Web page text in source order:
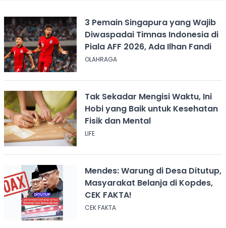
3 Pemain Singapura yang Wajib
Diwaspadai Timnas Indonesia di
Piala AFF 2026, Ada Ilhan Fandi
OLAHRAGA
Tak Sekadar Mengisi Waktu, Ini
Hobi yang Baik untuk Kesehatan
Fisik dan Mental
LIFE
Mendes: Warung di Desa Ditutup,
Masyarakat Belanja di Kopdes,
CEK FAKTA!
CEK FAKTA